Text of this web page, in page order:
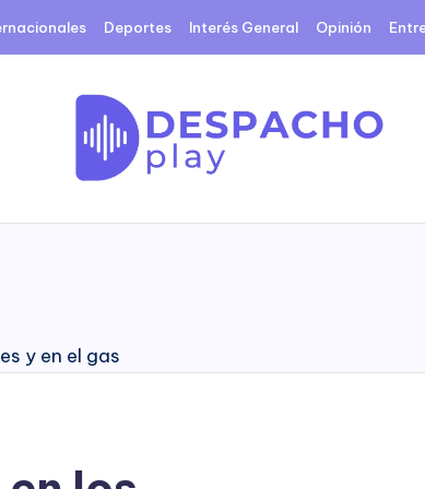
Deportes Interés General Opinión
D
p